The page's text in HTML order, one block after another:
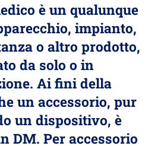
è un qualunque
impianto,
o altro prodotto,
da solo o in
Ai fini della
un accessorio, pur
un dispositivo, è
DM. Per accessorio